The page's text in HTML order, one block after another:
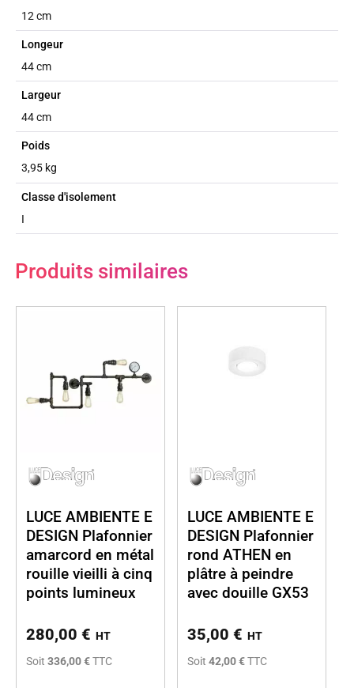
12 cm
Longeur
44 cm
Largeur
44 cm
Poids
3,95 kg
Classe d'isolement
I
Produits similaires
LUCE AMBIENTE E
DESIGN Plafonnier
amarcord en métal
rouille vieilli à cinq
points lumineux
280,00 € HT
Soit 336,00 €TTC
LUCE AMBIENTE E
DESIGN Plafonnier
rond ATHEN en
plâtre à peindre
avec douille GX53
35,00 € HT
Soit 42,00 €TTC